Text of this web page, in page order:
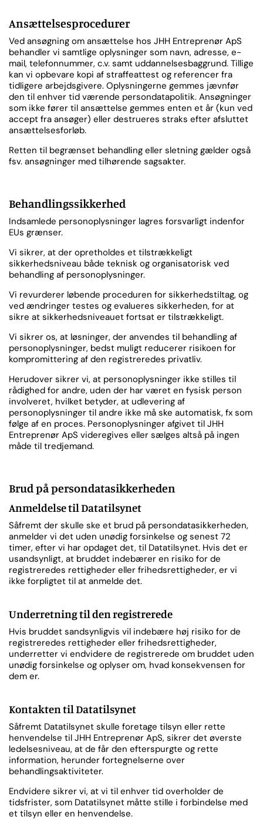
Ansættelsesprocedurer
Ved ansøgning om ansættelse hos JHH Entreprenør ApS
behandler vi samtlige oplysninger som navn, adresse, e-
mail, telefonnummer, c.v. samt uddannelsesbaggrund. Tillige
kan vi opbevare kopi af straffeattest og referencer fra
tidligere arbejdsgivere. Oplysningerne gemmes jævnfør
den til enhver tid værende persondatapolitik. Ansøgninger
som ikke fører til ansættelse gemmes enten et år (kun ved
accept fra ansøger) eller destrueres straks efter afsluttet
ansættelsesforløb.
Retten til begrænset behandling eller sletning gælder også
fsv. ansøgninger med tilhørende sagsakter.
Behandlingssikkerhed
Indsamlede personoplysninger lagres forsvarligt indenfor
EUs grænser.
Vi sikrer, at der opretholdes et tilstrækkeligt
sikkerhedsniveau både teknisk og organisatorisk ved
behandling af personoplysninger.
Vi revurderer løbende proceduren for sikkerhedstiltag, og
ved ændringer testes og evalueres sikkerheden, for at
sikre at sikkerhedsniveauet fortsat er tilstrækkeligt.
Vi sikrer os, at løsninger, der anvendes til behandling af
personoplysninger, bedst muligt reducerer risikoen for
kompromittering af den registreredes privatliv.
Herudover sikrer vi, at personoplysninger ikke stilles til
rådighed for andre, uden der har været en fysisk person
involveret, hvilket betyder, at udlevering af
personoplysninger til andre ikke må ske automatisk, fx som
følge af en proces. Personoplysninger afgivet til JHH
Entreprenør ApS videregives eller sælges altså på ingen
måde til tredjemand.
Brud på persondatasikkerheden
Anmeldelse til Datatilsynet
Såfremt der skulle ske et brud på persondatasikkerheden,
anmelder vi det uden unødig forsinkelse og senest 72
timer, efter vi har opdaget det, til Datatilsynet. Hvis det er
usandsynligt, at bruddet indebærer en risiko for de
registreredes rettigheder eller frihedsrettigheder, er vi
ikke forpligtet til at anmelde det.
Underretning til den registrerede
Hvis bruddet sandsynligvis vil indebære høj risiko for de
registreredes rettigheder eller frihedsrettigheder,
underretter vi endvidere de registrerede om bruddet uden
unødig forsinkelse og oplyser om, hvad konsekvensen for
dem er.
Kontakten til Datatilsynet
Såfremt Datatilsynet skulle foretage tilsyn eller rette
henvendelse til JHH Entreprenør ApS, sikrer det øverste
ledelsesniveau, at de får den efterspurgte og rette
information, herunder fortegnelserne over
behandlingsaktiviteter.
Endvidere sikrer vi, at vi til enhver tid overholder de
tidsfrister, som Datatilsynet måtte stille i forbindelse med
et tilsyn eller en henvendelse.